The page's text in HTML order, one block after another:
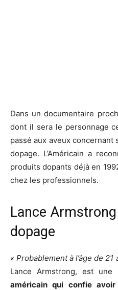
Dans un documentaire
dont il sera le personnage
passé aux aveux
dopage. L’Américain a
produits dopants déjà en
chez les professionnels.
Lance
dopage
«Probablement à l’âge de 21
Lance Armstrong, est une
américain qui confie